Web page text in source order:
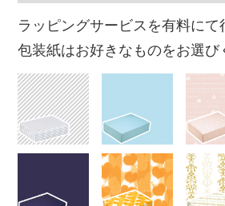
ラッピングサービスを有料にて
包装紙はお好きなものをお選び